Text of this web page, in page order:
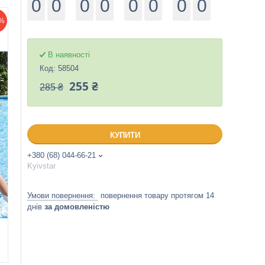
0 0 0 0 0 0 0 0
В наявності
Код: 58504
285 ₴ 255 ₴
КУПИТИ
+380 (68) 044-66-21
Kyivstar
повернення товару протягом 14
днів за домовленістю